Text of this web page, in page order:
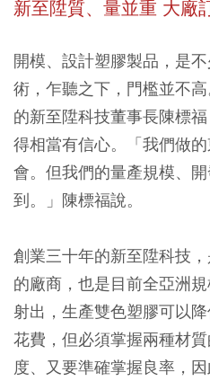
新至陞質、量並重 大廠
開模、設計塑膠製品，是
術，乍聽之下，門檻並不
的新至陞科技董事長陳標
得相當有信心。「我們做
會。但我們的量產規模、
到。」陳標福說。
創業三十年的新至陞科技
的廠商，也是目前全亞洲
射出，生產雙色塑膠可以
花費，但必須掌握兩種材
度、又要準確掌握良率，因